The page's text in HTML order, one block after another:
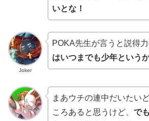
いとな！
Joker
POKA先生が言うと説得
はいつまでも少年という
まあウチの連中だいたい
ころあると思うけど、 で